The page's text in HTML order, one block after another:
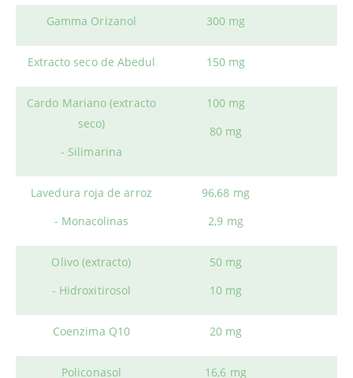
Gamma Orizanol 300 mg
Extracto seco de Abedul 150 mg
Cardo Mariano (extracto
seco)
- Silimarina
100 mg
80 mg
Lavedura roja de arroz
- Monacolinas
96,68 mg
2,9 mg
Olivo (extracto)
- Hidroxitirosol
50 mg
10 mg
Coenzima Q10 20 mg
Policonasol 16,6 mg